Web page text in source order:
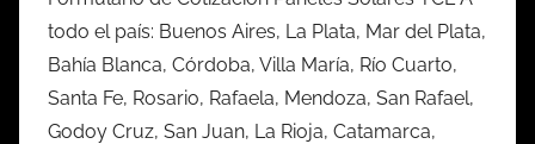
todo el país: Buenos Aires, La Plata, Mar del Plata,
Bahía Blanca, Córdoba, Villa María, Río Cuarto,
Santa Fe, Rosario, Rafaela, Mendoza, San Rafael,
Godoy Cruz, San Juan, La Rioja, Catamarca,